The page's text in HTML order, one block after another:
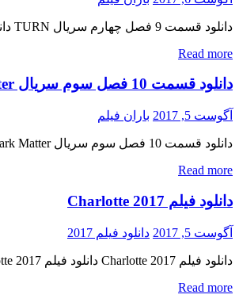
دانلود قسمت 9 فصل چهارم سریال TURN دانلود فصل چهارم قسمت 9 سریال TURN دانلود سریال جنایی ( TURN ) فصل چهارم قسمت نهم « دانلود رایگان با لینک مستقیم از هستی دانلود » کیفیت […]
Read more
دانلود قسمت 10 فصل سوم سریال Dark Matter
آگوست 5, 2017 باران فیلم
دانلود قسمت 10 فصل سوم سریال Dark Matter سریال Dark Matter فصل سوم قسمت دهم دانلود سریال ماجراجویی ( Dark Matter ) فصل سوم قسمت 10 « دانلود رایگان با لینک مستقیم از هستی دانلود […]
Read more
دانلود فیلم Charlotte 2017
آگوست 5, 2017 دانلود فیلم 2017
دانلود فیلم Charlotte 2017 دانلود فیلم Charlotte 2017 لینک مستقیم دانلود فیلم Charlotte 2017 با کیفیت خوب (720p WEBRip) « دانلود رایگان با لینک مستقیم از هستی دانلود » تاریخ اکران : 2017 ژانر : […]
Read more